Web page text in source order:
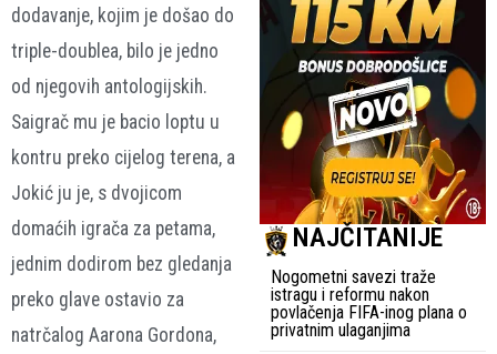
dodavanje, kojim je došao do
triple-doublea, bilo je jedno
od njegovih antologijskih.
Saigrač mu je bacio loptu u
kontru preko cijelog terena, a
Jokić ju je, s dvojicom
domaćih igrača za petama,
jednim dodirom bez gledanja
preko glave ostavio za
natrčalog Aarona Gordona,
NAJČITANIJE
Nogometni savezi traže
istragu i reformu nakon
povlačenja FIFA-inog plana o
privatnim ulaganjima